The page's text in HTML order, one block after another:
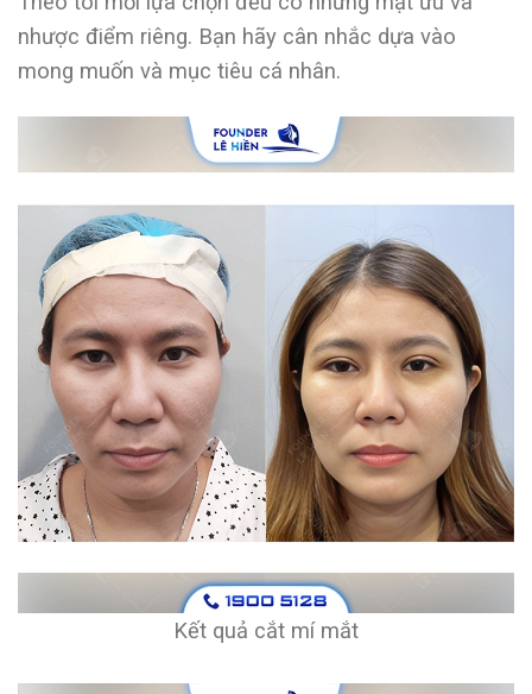
nhược điểm riêng. Bạn hãy cân nhắc dựa vào
mong muốn và mục tiêu cá nhân.
Kết quả cắt mí mắt